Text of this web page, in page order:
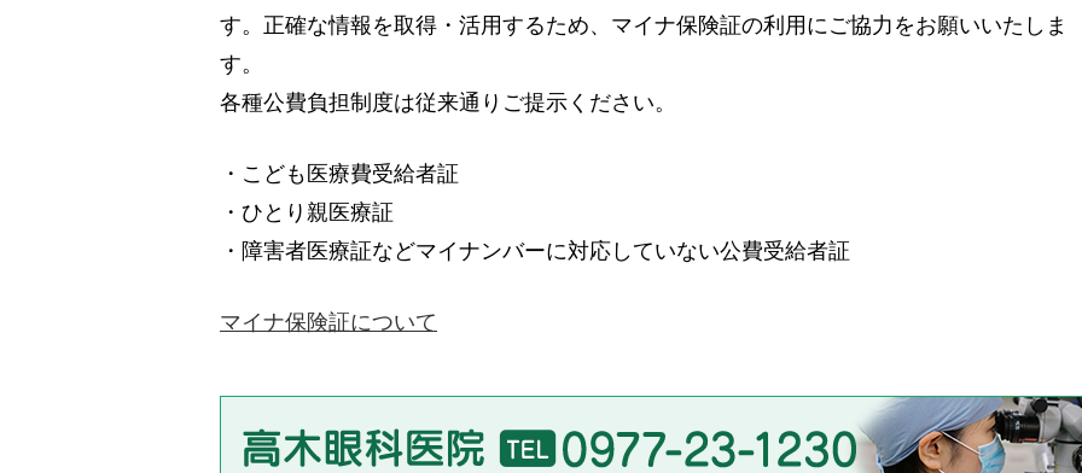
す。正確な情報を取得・活用するため、マイナ保険証の利用にご協力をお願いいたしま
す。
各種公費負担制度は従来通りご提示ください。
・こども医療費受給者証
・ひとり親医療証
・障害者医療証などマイナンバーに対応していない公費受給者証
マイナ保険証について